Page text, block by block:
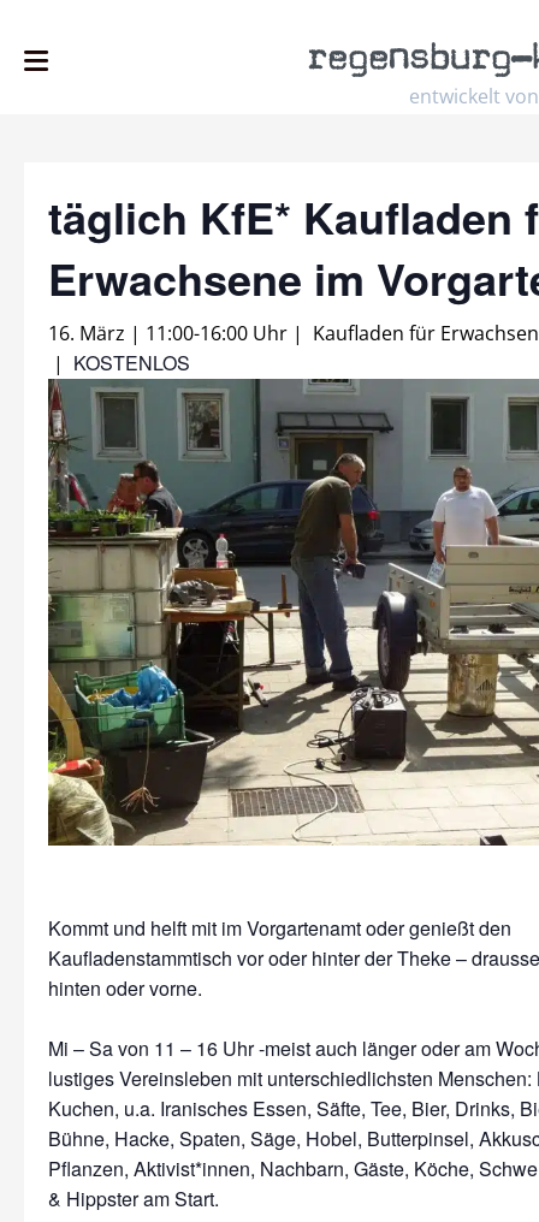
entwickelt von
regensburg–
täglich KfE* Kaufladen
Erwachsene im
16. März | 11:00-16:00 Uhr | Kaufladen für
| KOSTENLOS
Kommt und helft mit im Vorgartenamt oder genießt den
Kaufladenstammtisch vor oder hinter der Theke –
hinten oder vorne.
Mi – Sa von 11 – 16 Uhr -meist auch länger oder am
lustiges Vereinsleben mit unterschiedlichsten Menschen:
Kuchen, u.a. Iranisches Essen, Säfte, Tee, Bier, Drinks,
Bühne, Hacke, Spaten, Säge, Hobel, Butterpinsel,
Pflanzen, Aktivist*innen, Nachbarn, Gäste, Köche,